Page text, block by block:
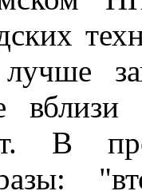
лучше
В